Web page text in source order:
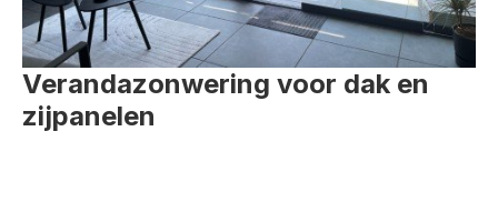
Verandazonwering voor dak en
zijpanelen